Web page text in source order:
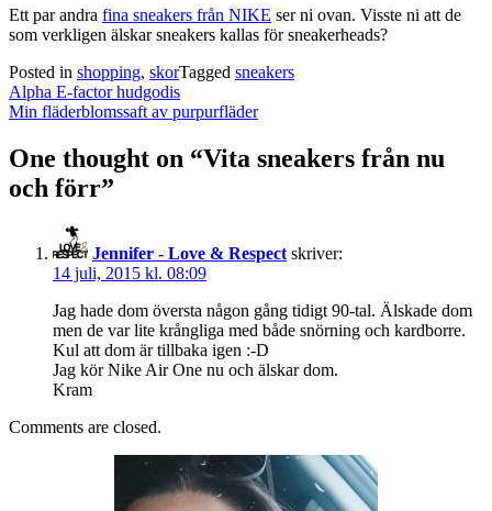
Ett par andra fina sneakers från NIKE ser ni ovan. Visste ni att de
som verkligen älskar sneakers kallas för sneakerheads?
Posted in shopping, skorTagged sneakers
Post
navigation
Alpha E-factor hudgodis
Min fläderblomssaft av purpurfläder
One thought on “Vita sneakers från nu
och förr”
Jennifer - Love & Respect skriver:
14 juli, 2015 kl. 08:09
Jag hade dom översta någon gång tidigt 90-tal. Älskade dom
men de var lite krångliga med både snörning och kardborre.
Kul att dom är tillbaka igen :-D
Jag kör Nike Air One nu och älskar dom.
Kram
Comments are closed.